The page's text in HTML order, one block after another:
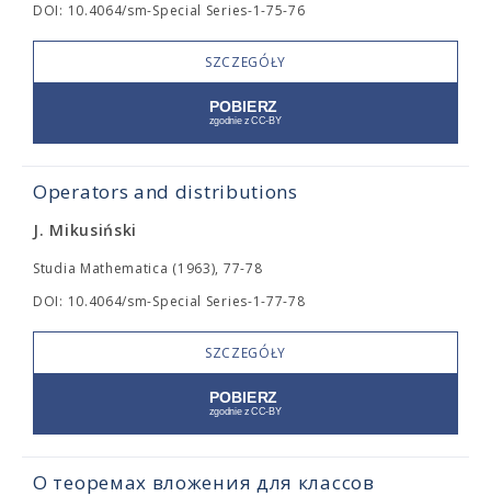
DOI: 10.4064/sm-Special Series-1-75-76
SZCZEGÓŁY
Operators and distributions
J. Mikusiński
Studia Mathematica (1963), 77-78
DOI: 10.4064/sm-Special Series-1-77-78
SZCZEGÓŁY
О теоремах вложения для классов